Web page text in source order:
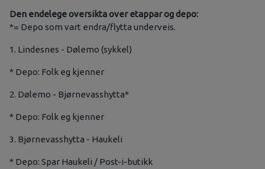
Den endelege oversikta over etappar og depo:
*= Depo som vart endra/flytta underveis.
1. Lindesnes - Dølemo (sykkel)
* Depo: Folk eg kjenner
2. Dølemo - Bjørnevasshytta*
* Depo: Folk eg kjenner
3. Bjørnevasshytta - Haukeli
* Depo: Spar Haukeli / Post-i-butikk